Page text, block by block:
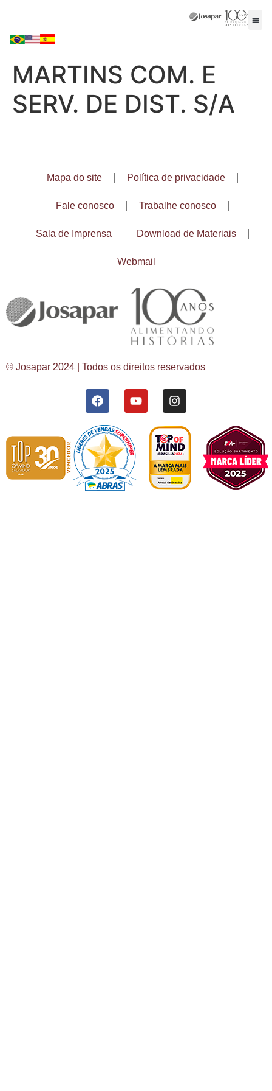
MARTINS COM. E
SERV. DE DIST. S/A
Mapa do site Política de privacidade
Fale conosco Trabalhe conosco
Sala de Imprensa Download de Materiais
Webmail
© Josapar 2024 | Todos os direitos reservados